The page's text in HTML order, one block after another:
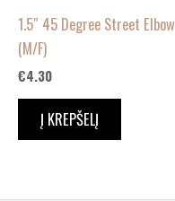
1.5″ 45 Degree Street Elbow
(M/F)
€4.30
Į KREPŠELĮ